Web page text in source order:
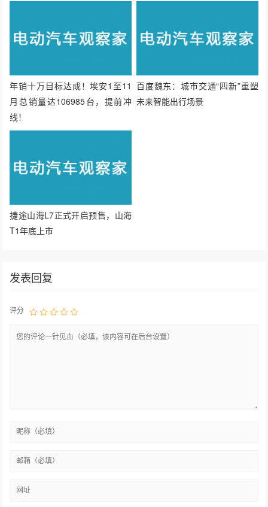
年销十万目标达成！埃安1至11
月总销量达106985台，提前冲
线！
百度魏东：城市交通“四新”重塑
未来智能出行场景
捷途山海L7正式开启预售，山海
T1年底上市
发表回复
评分